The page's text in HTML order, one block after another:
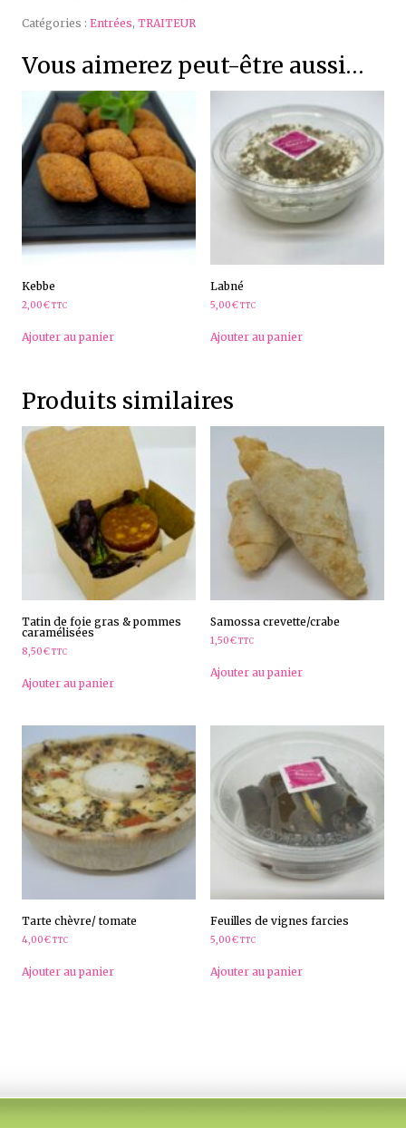
Catégories : Entrées, TRAITEUR
Vous aimerez peut-être aussi…
Kebbe
2,00€ TTC
Ajouter au panier
Labné
5,00€ TTC
Ajouter au panier
Produits similaires
Tatin de foie gras & pommes
caramélisées
8,50€ TTC
Ajouter au panier
Samossa crevette/crabe
1,50€ TTC
Ajouter au panier
Tarte chèvre/ tomate
4,00€ TTC
Ajouter au panier
Feuilles de vignes farcies
5,00€ TTC
Ajouter au panier